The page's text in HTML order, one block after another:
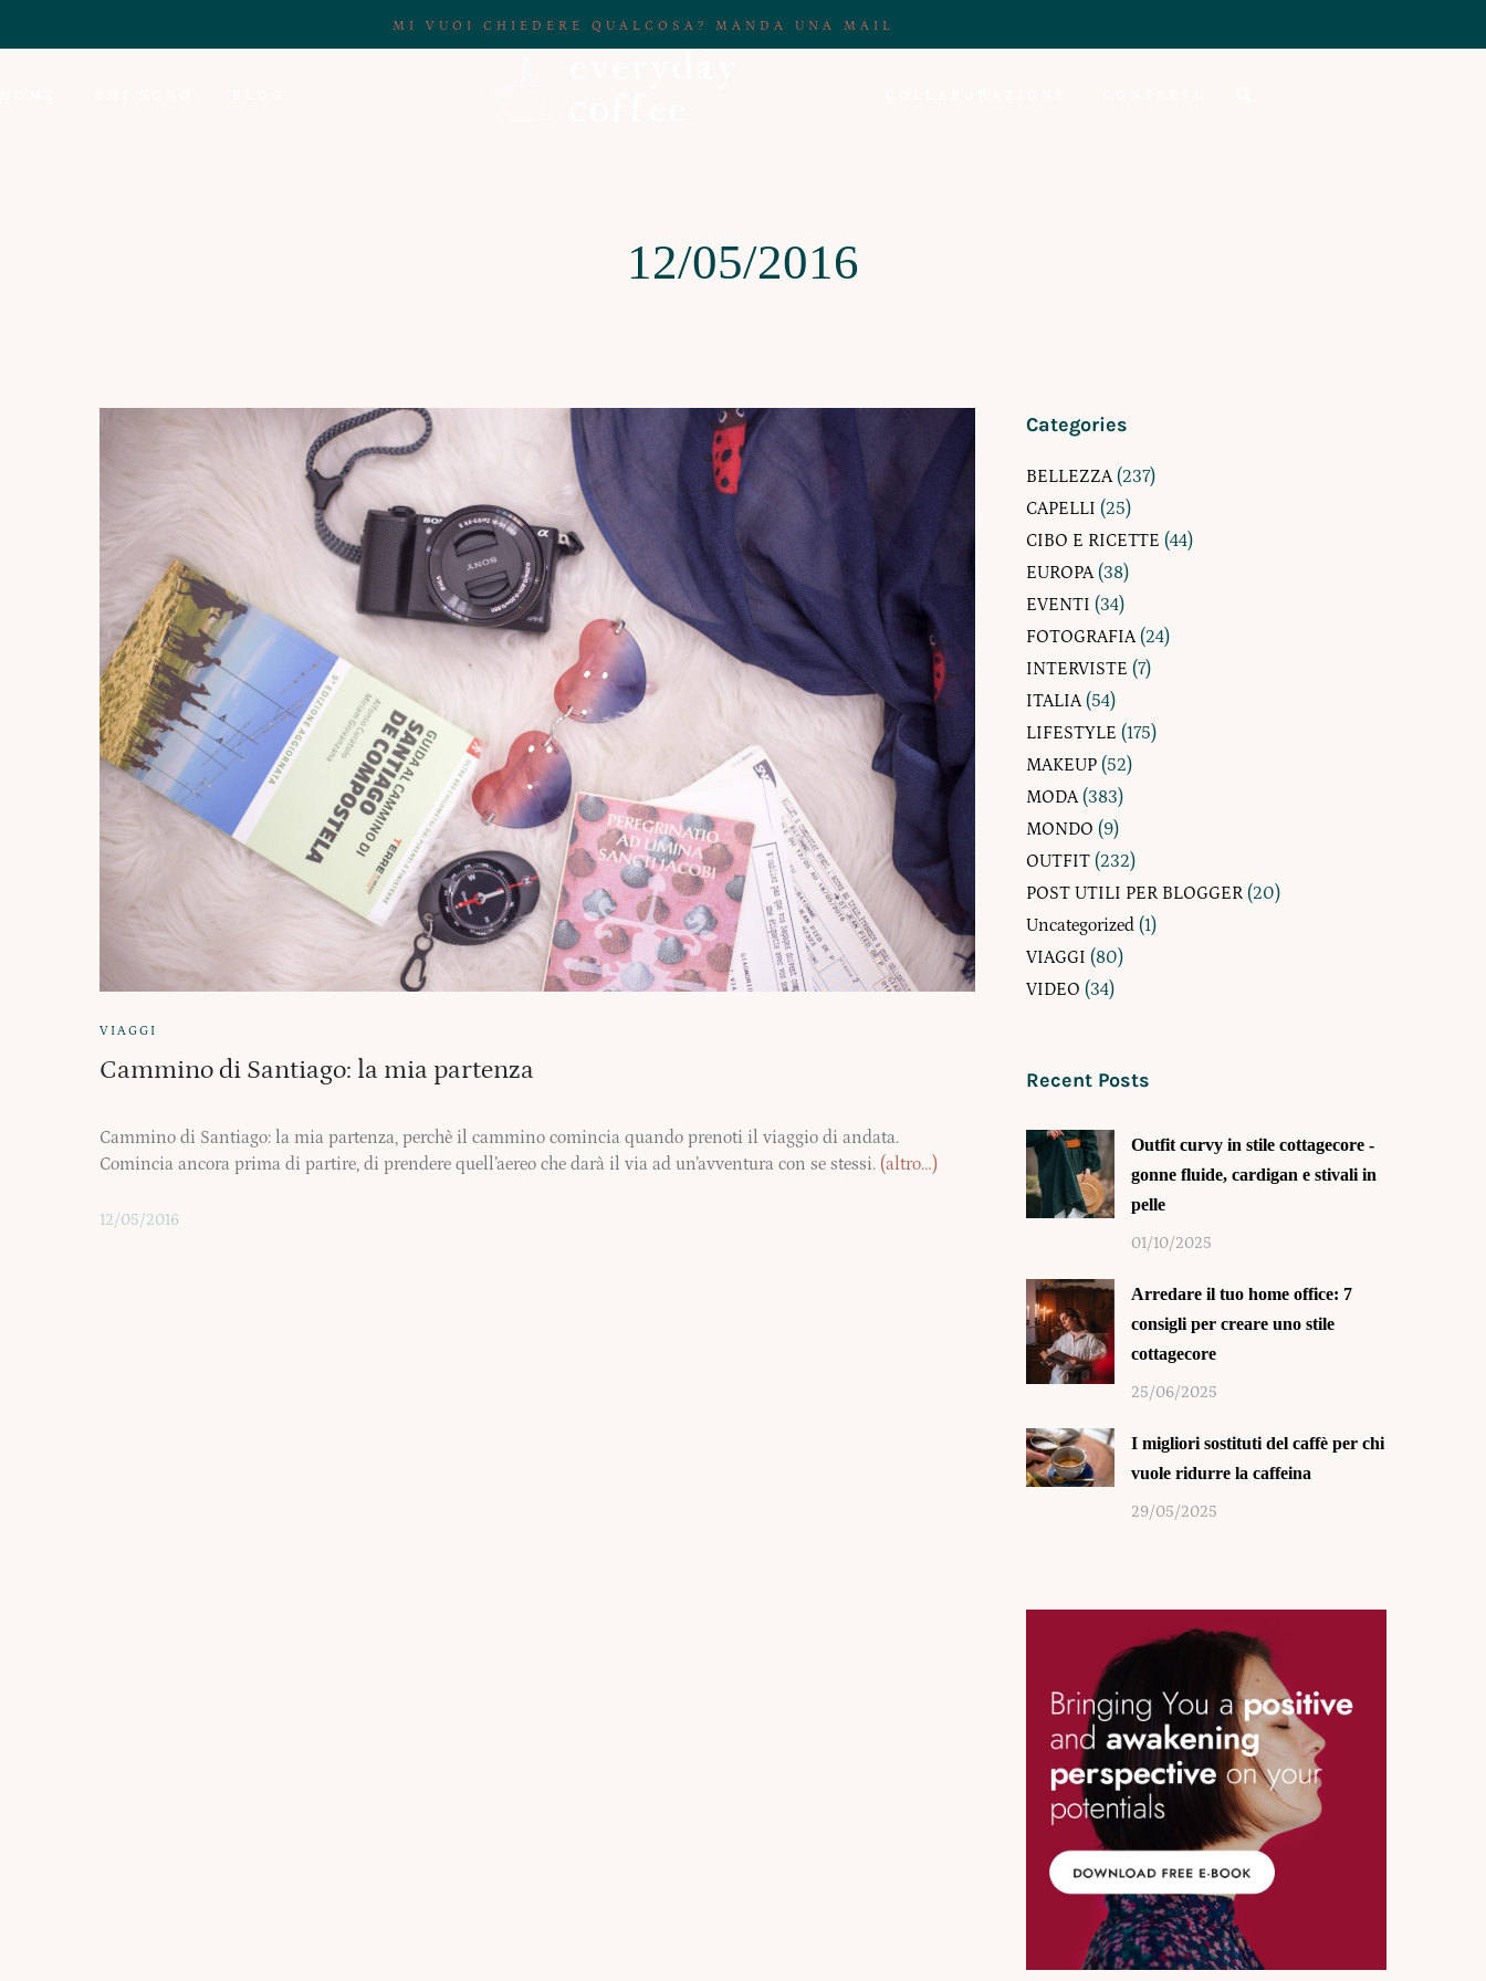
MI VUOI CHIEDERE QUALCOSA? MANDA UNA MAIL
12/05/2016
VIAGGI
Cammino di Santiago: la mia partenza
Cammino di Santiago: la mia partenza, perchè il cammino comincia quando prenoti il viaggio di andata.
Comincia ancora prima di partire, di prendere quell’aereo che darà il via ad un’avventura con se stessi. (altro…)
12/05/2016
Categories
BELLEZZA(237)
CAPELLI (25)
CIBO E RICETTE (44)
EUROPA(38)
EVENTI (34)
FOTOGRAFIA(24)
INTERVISTE (7)
ITALIA(54)
LIFESTYLE (175)
MAKEUP (52)
MODA(383)
MONDO (9)
OUTFIT (232)
POST UTILI PER BLOGGER (20)
Uncategorized (1)
VIAGGI (80)
VIDEO (34)
Recent Posts
Outfit curvy in stile cottagecore -
gonne fluide, cardigan e stivali in
pelle
01/10/2025
Arredare il tuo home office: 7
consigli per creare uno stile
cottagecore
25/06/2025
I migliori sostituti del caffè per chi
vuole ridurre la caffeina
29/05/2025